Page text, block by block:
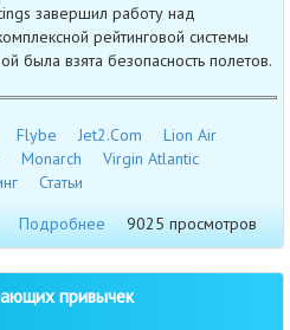
завершил работу над
рейтинговой системы
была взята безопасность полетов.
Flybe Jet2.Com
Lion Air
Monarch
Virgin Atlantic
Статьи
Подробнее
9025 просмотров
привычек